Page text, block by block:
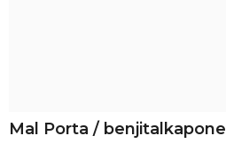
Mal Porta / benjitalkapone